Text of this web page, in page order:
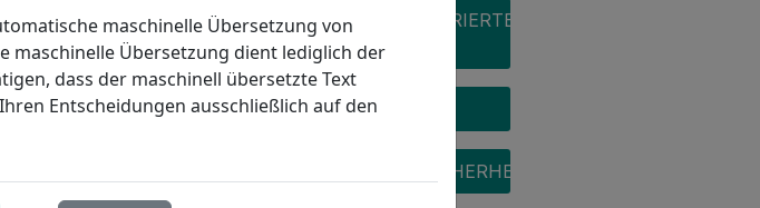
stehen.
und Erwartungen
die Planung Ihrer Pflege
PATIENTENZENTRIERTE
VERSORGUNG
SYSTEME
SAUERSTOFFSICHERHEIT
maschinelle Übersetzung von
maschinelle Übersetzung dient lediglich der
dass der maschinell übersetzte Text
Entscheidungen ausschließlich auf den